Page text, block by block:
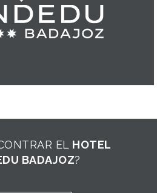
EL HOTEL
BADAJOZ?